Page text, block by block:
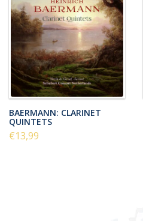
BAERMANN: CLARINET
QUINTETS
€13,99